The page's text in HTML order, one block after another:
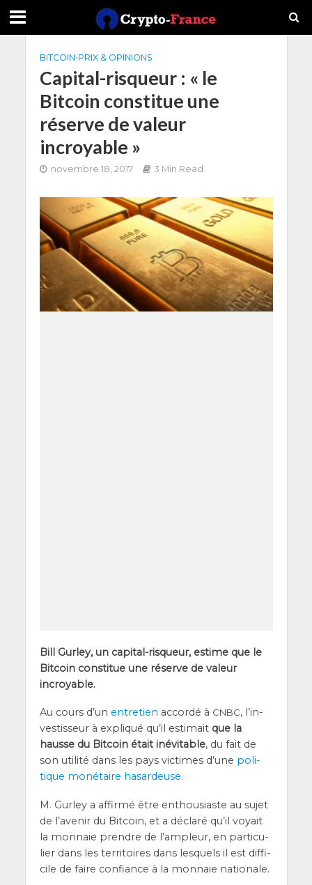
BITCOIN•PRIX & OPINIONS
Capital-risqueur : « le
Bitcoin constitue une
réserve de valeur
incroyable »
novembre 18, 2017 3 Min Read
Bill Gur­ley, un capi­tal-ris­queur, estime que le
Bit­coin consti­tue une réserve de valeur
incroyable.
Au cours d’un entre­tien accor­dé à CNBC, l’in­
ves­tis­seur à expli­qué qu’il esti­mait que la
hausse du Bit­coin était inévi­table, du fait de
son uti­li­té dans les pays vic­times d’une poli­
tique moné­taire hasar­deuse.
M. Gur­ley a affir­mé être enthou­siaste au sujet
de l’a­ve­nir du Bit­coin, et a décla­ré qu’il voyait
la mon­naie prendre de l’am­pleur, en par­ti­cu­
lier dans les ter­ri­toires dans les­quels il est dif­fi­
cile de faire confiance à la mon­naie nationale.